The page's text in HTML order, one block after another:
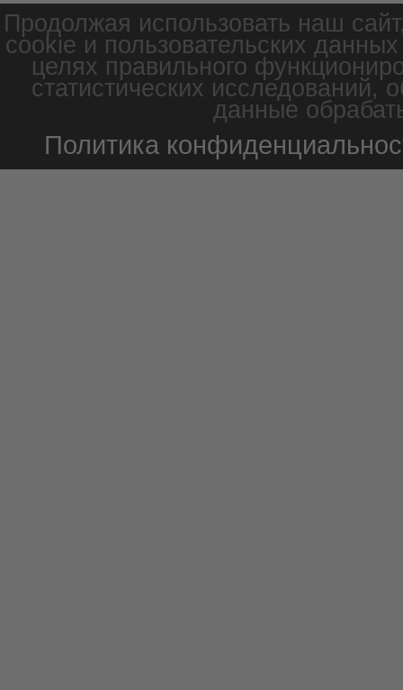
Продолжая использовать наш
cookie и пользовательских
целях правильного
статистических
данные
Политика